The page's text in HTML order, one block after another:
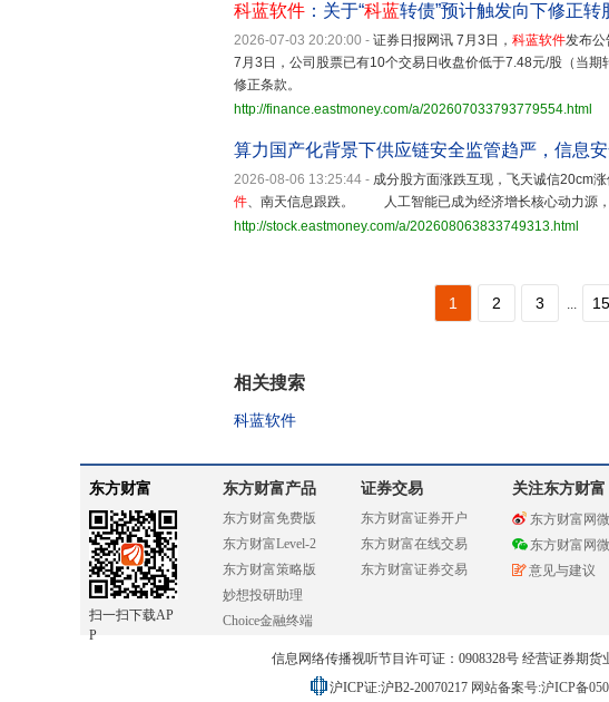
科蓝软件 ：关于“科蓝转债”预计触发向下修正
2026-07-03 20:20:00 - 证券日报网讯 7月3日， 科蓝软件发布公
7月3日，公司股票已有10个交易日收盘价低于7.48元/股（当
修正条款。
http://finance.eastmoney.com/a/202607033793779554.html
算力国产化背景下供应链安全监管趋严，信息
2026-08-06 13:25:44 - 成分股方面涨跌互现，飞天诚信20cm
件、南天信息跟跌。 人工智能已成为经济增长核心动力源，
http://stock.eastmoney.com/a/202608063833749313.html
1 2 3 ... 15
相关搜索
科蓝软件
东方财富
扫一扫下载AP
P
东方财富产品
东方财富免费版
东方财富Level-2
东方财富策略版
妙想投研助理
Choice金融终端
证券交易
东方财富证券开户
东方财富在线交易
东方财富证券交易
关注东方财富
东方财富网
东方财富网
意见与建议
信息网络传播视听节目许可证：0908328号 经营证券期货
沪ICP证:沪B2-20070217 网站备案号:沪ICP备